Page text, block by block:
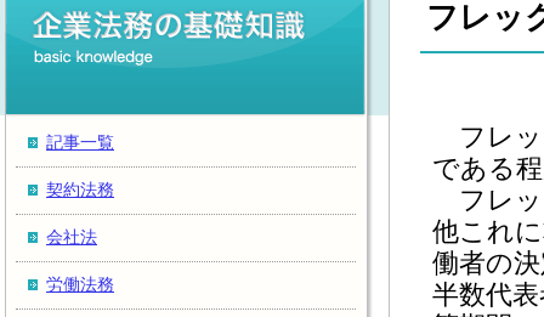
記事一覧
契約法務
会社法
労働法務
フレッ
フレッ
である
フレッ
他これ
働者の
半数代